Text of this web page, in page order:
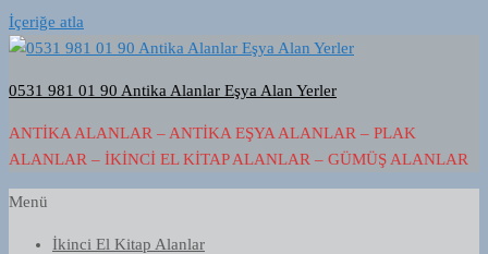
İçeriğe atla
0531 981 01 90 Antika Alanlar Eşya Alan Yerler
ANTIKA ALANLAR – ANTIKA EŞYA ALANLAR – PLAK
ALANLAR – İKINCI EL KITAP ALANLAR – GÜMÜŞ ALANLAR
Menü
İkinci El Kitap Alanlar